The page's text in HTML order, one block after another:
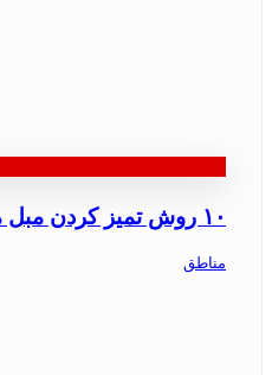
۱۰ روش تمیز کردن مبل مخمل
مناطق